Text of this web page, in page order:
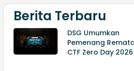
Berita Terbaru
DSG Umumkan
Pemenang
CTF Zero Day 2026